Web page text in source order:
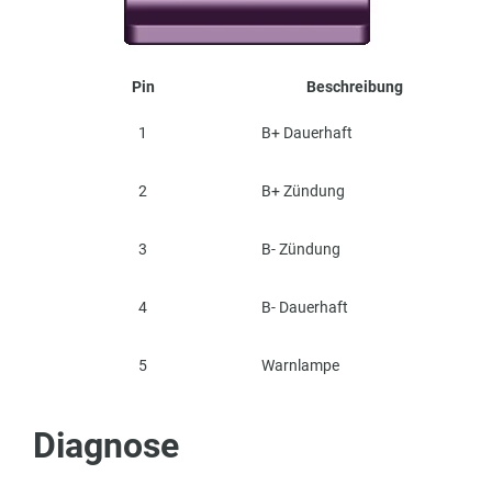
Pin Beschreibung
1 B+ Dauerhaft
2 B+ Zündung
3 B- Zündung
4 B- Dauerhaft
5 Warnlampe
Diagnose